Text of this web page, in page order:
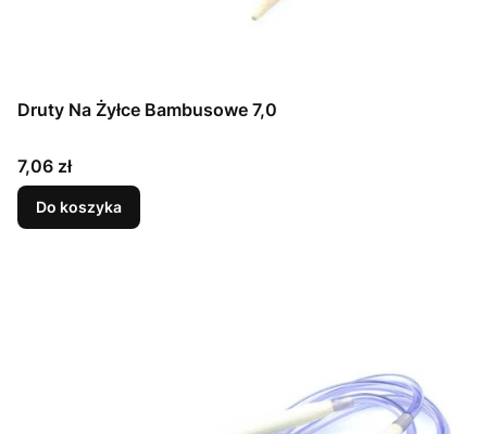
Druty Na Żyłce Bambusowe 7,0
Cena
7,06 zł
Do koszyka